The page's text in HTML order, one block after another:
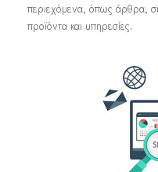
περιεχόμενα, όπως άρθρα,
προϊόντα και υπηρεσίες.